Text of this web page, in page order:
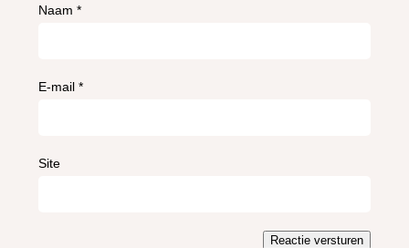
Naam*
E-mail*
Site
Reactie versturen